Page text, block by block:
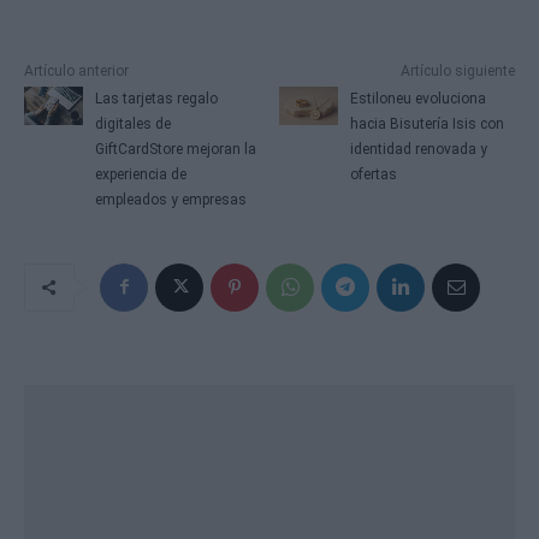
Artículo anterior
Las tarjetas regalo
digitales de
GiftCardStore mejoran la
experiencia de
empleados y empresas
Artículo siguiente
Estiloneu evoluciona
hacia Bisutería Isis con
identidad renovada y
ofertas